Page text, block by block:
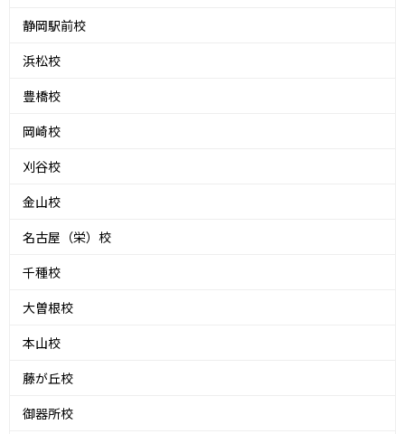
静岡駅前校
浜松校
豊橋校
岡崎校
刈谷校
金山校
名古屋（栄）校
千種校
大曽根校
本山校
藤が丘校
御器所校